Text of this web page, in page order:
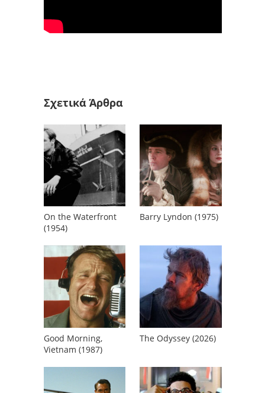
Σχετικά Άρθρα
On the Waterfront
(1954)
Barry Lyndon (1975)
Good Morning,
Vietnam (1987)
The Odyssey (2026)